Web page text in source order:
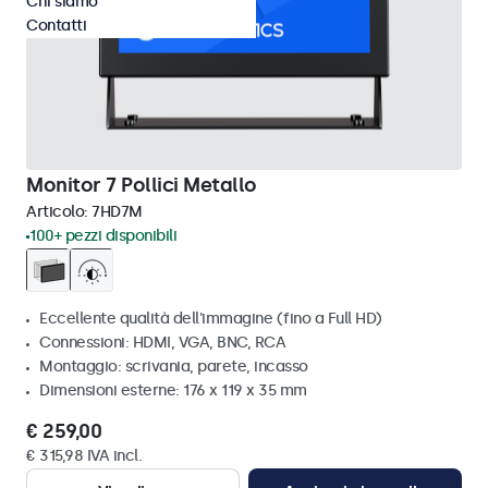
Monitor 7 Pollici Metallo
Articolo: 7HD7M
100+ pezzi disponibili
Eccellente qualità dell'immagine (fino a Full HD)
Connessioni: HDMI, VGA, BNC, RCA
Montaggio: scrivania, parete, incasso
Dimensioni esterne: 176 x 119 x 35 mm
€ 259,00
€ 315,98 IVA incl.
Contatti